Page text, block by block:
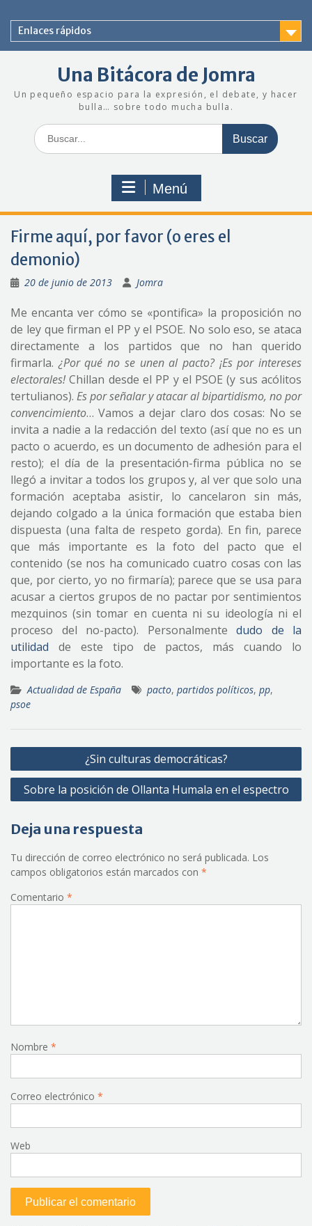
contenido
Enlaces rápidos
Una Bitácora de Jomra
Un pequeño espacio para la expresión, el debate, y hacer
bulla… sobre todo mucha bulla.
Buscar:
Menú
Firme aquí, por favor (o eres el
demonio)
20 de junio de 2013 Jomra
Me encanta ver cómo se «pontifica» la proposición no
de ley que firman el PP y el PSOE. No solo eso, se ataca
directamente a los partidos que no han querido
firmarla. ¿Por qué no se unen al pacto? ¡Es por intereses
electorales!Chillan desde el PP y el PSOE (y sus acólitos
tertulianos). Es por señalar y atacar al bipartidismo, no por
convencimiento… Vamos a dejar claro dos cosas: No se
invita a nadie a la redacción del texto (así que no es un
pacto o acuerdo, es un documento de adhesión para el
resto); el día de la presentación-firma pública no se
llegó a invitar a todos los grupos y, al ver que solo una
formación aceptaba asistir, lo cancelaron sin más,
dejando colgado a la única formación que estaba bien
dispuesta (una falta de respeto gorda). En fin, parece
que más importante es la foto del pacto que el
contenido (se nos ha comunicado cuatro cosas con las
que, por cierto, yo no firmaría); parece que se usa para
acusar a ciertos grupos de no pactar por sentimientos
mezquinos (sin tomar en cuenta ni su ideología ni el
proceso del no-pacto). Personalmente dudo de la
utilidad de este tipo de pactos, más cuando lo
importante es la foto.
Actualidad de España pacto, partidos políticos, pp,
psoe
Navegación
de
entradas
¿Sin culturas democráticas?
Sobre la posición de Ollanta Humala en el espectro
Deja una respuesta
Tu dirección de correo electrónico no será publicada. Los
campos obligatorios están marcados con *
Comentario *
Nombre *
Correo electrónico *
Web